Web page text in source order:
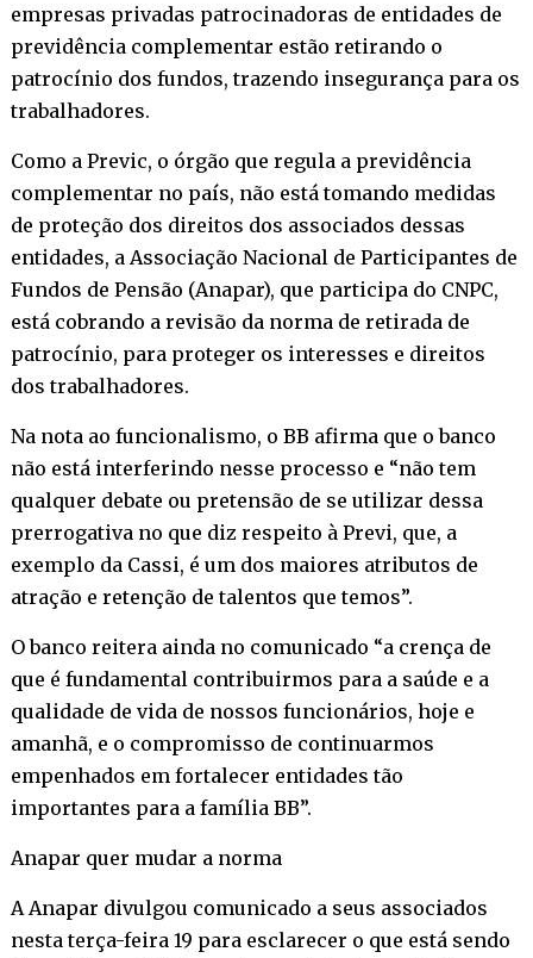
empresas privadas patrocinadoras de entidades de
previdência complementar estão retirando o
patrocínio dos fundos, trazendo insegurança para os
trabalhadores.
Como a Previc, o órgão que regula a previdência
complementar no país, não está tomando medidas
de proteção dos direitos dos associados dessas
entidades, a Associação Nacional de Participantes de
Fundos de Pensão (Anapar), que participa do CNPC,
está cobrando a revisão da norma de retirada de
patrocínio, para proteger os interesses e direitos
dos trabalhadores.
Na nota ao funcionalismo, o BB afirma que o banco
não está interferindo nesse processo e “não tem
qualquer debate ou pretensão de se utilizar dessa
prerrogativa no que diz respeito à Previ, que, a
exemplo da Cassi, é um dos maiores atributos de
atração e retenção de talentos que temos”.
O banco reitera ainda no comunicado “a crença de
que é fundamental contribuirmos para a saúde e a
qualidade de vida de nossos funcionários, hoje e
amanhã, e o compromisso de continuarmos
empenhados em fortalecer entidades tão
importantes para a família BB”.
Anapar quer mudar a norma
A Anapar divulgou comunicado a seus associados
nesta terça-feira 19 para esclarecer o que está sendo